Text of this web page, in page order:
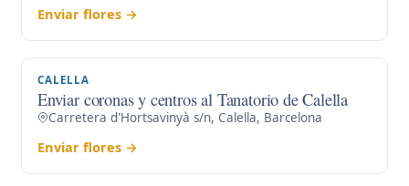
Enviar flores →
CALELLA
Enviar coronas y centros al Tanatorio de Calella
Carretera d'Hortsavinyà s/n, Calella, Barcelona
Enviar flores →